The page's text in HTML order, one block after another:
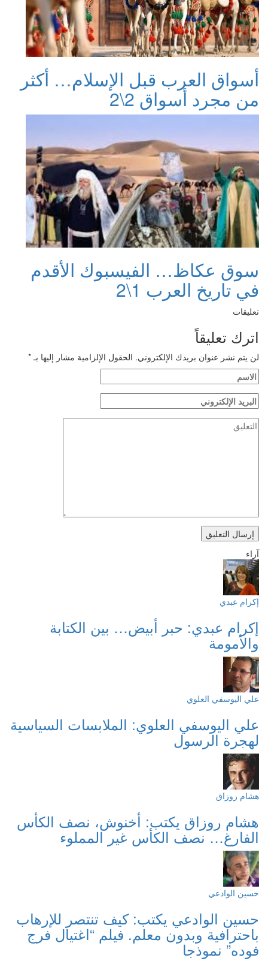
أسواق العرب قبل الإسلام… أكثر
من مجرد أسواق 2\2
سوق عكاظ… الفيسبوك الأقدم
في تاريخ العرب 1\2
تعليقات
اترك تعليقاً
لن يتم نشر عنوان بريدك الإلكتروني. الحقول الإلزامية مشار إليها بـ*
آراء
إكرام عبدي
إكرام عبدي: حبر أبيض… بين الكتابة
والأمومة
علي اليوسفي العلوي
علي اليوسفي العلوي: الملابسات السياسية
لهجرة الرسول
هشام روزاق
هشام روزاق يكتب: أخنوش، نصف الكأس
الفارغ… نصف الكأس غير المملوء
حسين الوادعي
حسين الوادعي يكتب: كيف تنتصر للإرهاب
باحترافية وبدون معلم. فيلم “اغتيال فرج
فوده” نموذجا